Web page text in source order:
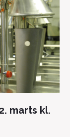
marts kl.